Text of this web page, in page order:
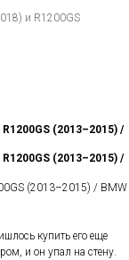
и R1200GS
(2013–2015) /
(2013–2015) /
(2013–2015) / BMW
купить его еще
и он упал на стену.